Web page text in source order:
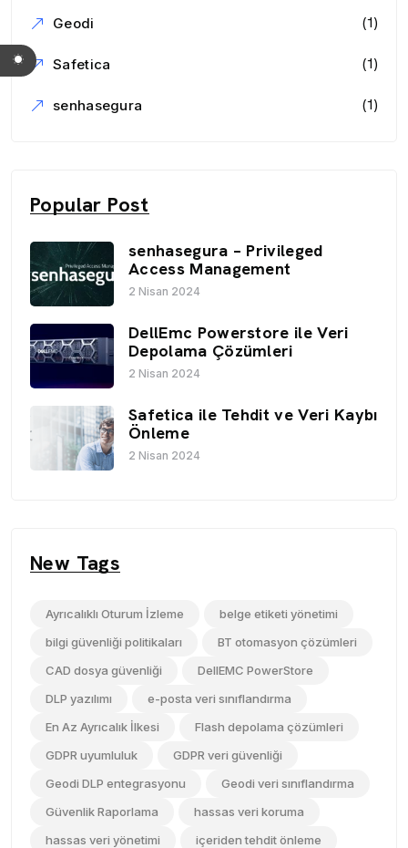
Geodi (1)
Safetica (1)
senhasegura (1)
Popular Post
senhasegura – Privileged
Access Management
2 Nisan 2024
DellEmc Powerstore ile Veri
Depolama Çözümleri
2 Nisan 2024
Safetica ile Tehdit ve Veri Kaybı
Önleme
2 Nisan 2024
New Tags
Ayrıcalıklı Oturum İzleme
belge etiketi yönetimi
bilgi güvenliği politikaları
BT otomasyon çözümleri
CAD dosya güvenliği
DellEMC PowerStore
DLP yazılımı
e-posta veri sınıflandırma
En Az Ayrıcalık İlkesi
Flash depolama çözümleri
GDPR uyumluluk
GDPR veri güvenliği
Geodi DLP entegrasyonu
Geodi veri sınıflandırma
Güvenlik Raporlama
hassas veri koruma
hassas veri yönetimi
içeriden tehdit önleme